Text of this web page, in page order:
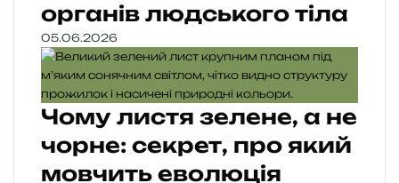
органів людського тіла
05.06.2026
Чому листя зелене, а не
чорне: секрет, про який
мовчить еволюція